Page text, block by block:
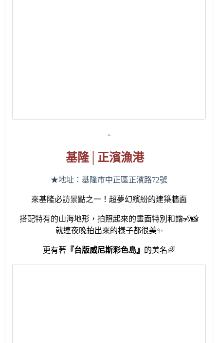
-
基隆│ 正濱漁港
★地址：基隆市中正區正濱路72號
來基隆必訪景點之一！超夢幻繽紛的建築牆面
搭配特有的山海地形，拍照起來的畫面特別和諧🧏
就連夜晚拍出來的樣子都很美✨
更有著 『台版威尼斯彩色島』 的美名🌈